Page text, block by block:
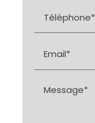
Téléphone*
Email*
Message*